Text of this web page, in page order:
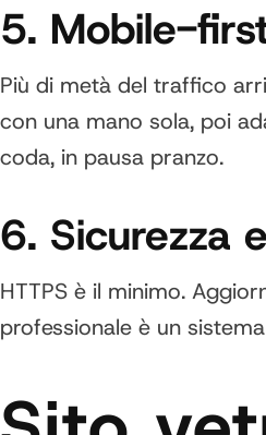
5. Mobile-
Più di metà del traffico
con una mano sola, poi
coda, in pausa pranzo.
6. Sicurezza
HTTPS è il minimo.
professionale è un